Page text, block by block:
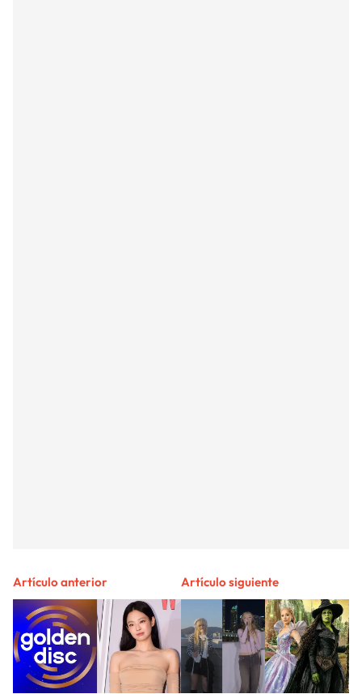
Artículo anterior Artículo siguiente